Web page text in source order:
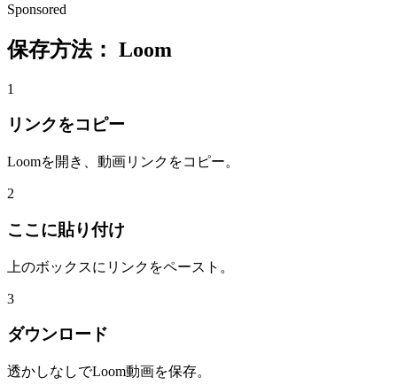
Sponsored
保存方法： Loom
1
リンクをコピー
Loomを開き、動画リンクをコピー。
2
ここに貼り付け
上のボックスにリンクをペースト。
3
ダウンロード
透かしなしでLoom動画を保存。